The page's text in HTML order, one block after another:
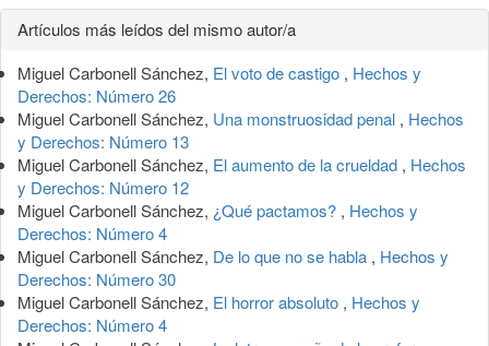
Detalles
del
artículo
Artículos más leídos del mismo autor/a
Miguel Carbonell Sánchez, El voto de castigo , Hechos y
Derechos: Número 26
Miguel Carbonell Sánchez, Una monstruosidad penal , Hechos
y Derechos: Número 13
Miguel Carbonell Sánchez, El aumento de la crueldad , Hechos
y Derechos: Número 12
Miguel Carbonell Sánchez, ¿Qué pactamos? , Hechos y
Derechos: Número 4
Miguel Carbonell Sánchez, De lo que no se habla , Hechos y
Derechos: Número 30
Miguel Carbonell Sánchez, El horror absoluto , Hechos y
Derechos: Número 4